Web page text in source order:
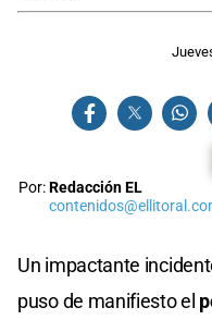
Por:Redacción EL
Un impactante
puso de manifiesto el